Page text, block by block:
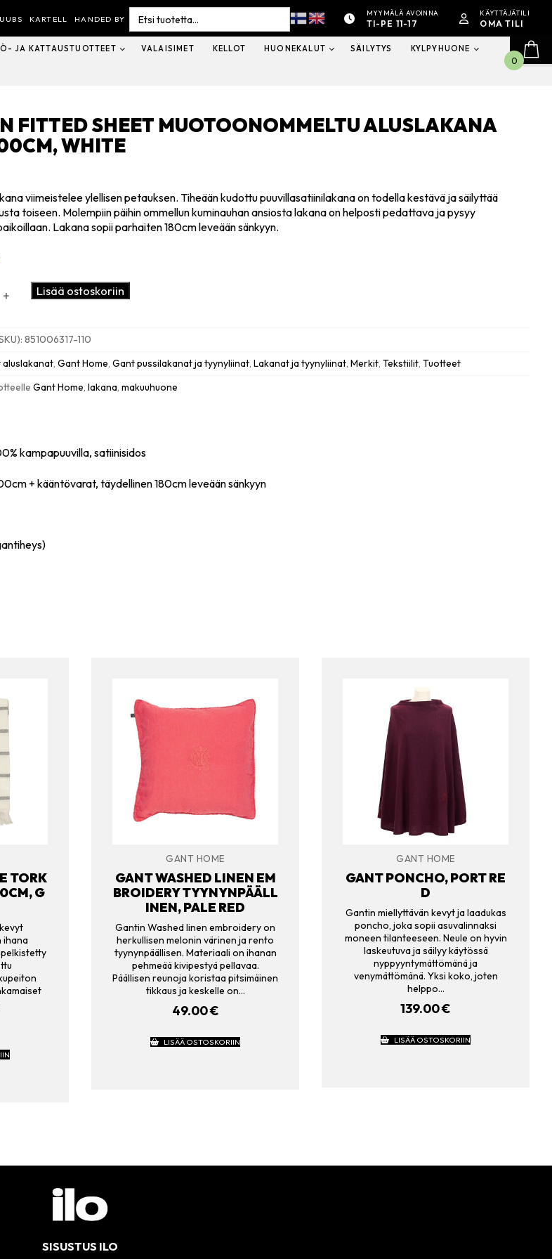
KARTELL HANDED BY
Search
for:
MYYMÄLÄ AVOINNA
TI-PE 11-17
KÄYTTÄJÄTILI
OMA TILI
JA KATTAUSTUOTTEET VALAISIMET KELLOT HUONEKALUT SÄILYTYS KYLPYHUONE
FITTED SHEET MUOTOONOMMELTU ALUSLAKANA
WHITE
viimeistelee ylellisen petauksen. Tiheään kudottu puuvillasatiinilakana on todella kestävä ja säilyttää
toiseen. Molempiin päihin ommellun kuminauhan ansiosta lakana on helposti pedattava ja pysyy
Lakana sopii parhaiten 180cm leveään sänkyyn.
+ Lisää ostoskoriin
851006317-110
aluslakanat,Gant Home,Gant pussilakanat ja tyynyliinat,Lakanat ja tyynyliinat,Merkit,Tekstiilit,Tuotteet
Gant Home,lakana,makuuhuone
kampapuuvilla, satiinisidos
+ kääntövarat, täydellinen 180cm leveään sänkyyn
TORK
G
ihana
GANT HOME
GANT WASHED LINEN EM
BROIDERY TYYNYNPÄÄLL
INEN, PALE RED
Gantin Washed linen embroidery on
herkullisen melonin värinen ja rento
tyynynpäällisen. Materiaali on ihanan
pehmeää kivipestyä pellavaa.
Päällisen reunoja koristaa pitsimäinen
tikkaus ja keskelle on…
49.00€
LISÄÄ OSTOSKORIIN
GANT HOME
GANT PONCHO, PORT RE
D
Gantin miellyttävän kevyt ja laadukas
poncho, joka sopii asuvalinnaksi
moneen tilanteeseen. Neule on hyvin
laskeutuva ja säilyy käytössä
nyppyyntymättömänä ja
venymättömänä. Yksi koko, joten
helppo…
139.00€
LISÄÄ OSTOSKORIIN
SISUSTUS ILO
0